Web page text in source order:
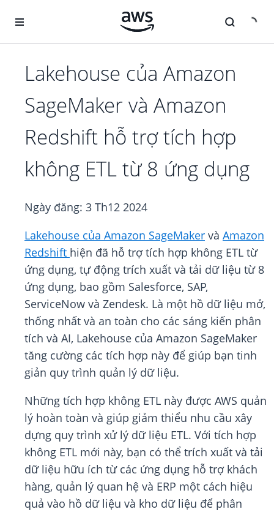
Lakehouse của Amazon
SageMaker và Amazon
Redshift hỗ trợ tích hợp
không ETL từ 8 ứng dụng
Ngày đăng: 3 Th12 2024
Lakehouse của Amazon SageMaker và Amazon
Redshift hiện đã hỗ trợ tích hợp không ETL từ
ứng dụng, tự động trích xuất và tải dữ liệu từ 8
ứng dụng, bao gồm Salesforce, SAP,
ServiceNow và Zendesk. Là một hồ dữ liệu mở,
thống nhất và an toàn cho các sáng kiến ​​phân
tích và AI, Lakehouse của Amazon SageMaker
tăng cường các tích hợp này để giúp bạn tinh
giản quy trình quản lý dữ liệu.
Những tích hợp không ETL này được AWS quản
lý hoàn toàn và giúp giảm thiểu nhu cầu xây
dựng quy trình xử lý dữ liệu ETL. Với tích hợp
không ETL mới này, bạn có thể trích xuất và tải
dữ liệu hữu ích từ các ứng dụng hỗ trợ khách
hàng, quản lý quan hệ và ERP một cách hiệu
quả vào hồ dữ liệu và kho dữ liệu để phân